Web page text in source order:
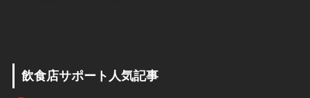
飲食店サポート人気記事